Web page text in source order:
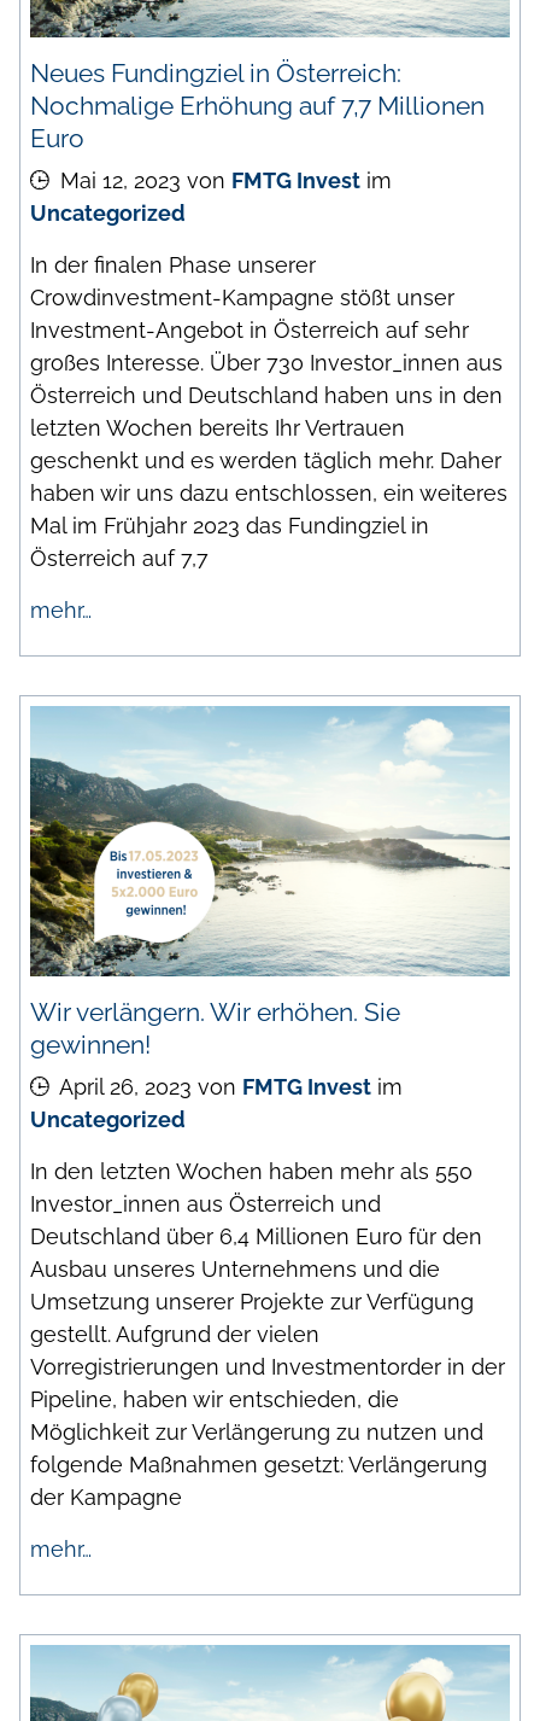
Neues Fundingziel in Österreich:
Nochmalige Erhöhung auf 7,7 Millionen
Euro
Mai 12, 2023 von FMTG Invest im
Uncategorized
In der finalen Phase unserer
Crowdinvestment-Kampagne stößt unser
Investment-Angebot in Österreich auf sehr
großes Interesse. Über 730 Investor_innen aus
Österreich und Deutschland haben uns in den
letzten Wochen bereits Ihr Vertrauen
geschenkt und es werden täglich mehr. Daher
haben wir uns dazu entschlossen, ein weiteres
Mal im Frühjahr 2023 das Fundingziel in
Österreich auf 7,7
mehr…
Wir verlängern. Wir erhöhen. Sie
gewinnen!
April 26, 2023 von FMTG Invest im
Uncategorized
In den letzten Wochen haben mehr als 550
Investor_innen aus Österreich und
Deutschland über 6,4 Millionen Euro für den
Ausbau unseres Unternehmens und die
Umsetzung unserer Projekte zur Verfügung
gestellt. Aufgrund der vielen
Vorregistrierungen und Investmentorder in der
Pipeline, haben wir entschieden, die
Möglichkeit zur Verlängerung zu nutzen und
folgende Maßnahmen gesetzt: Verlängerung
der Kampagne
mehr…